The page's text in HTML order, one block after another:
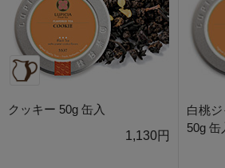
クッキー 50g 缶入
1,130円
白桃
50g 缶